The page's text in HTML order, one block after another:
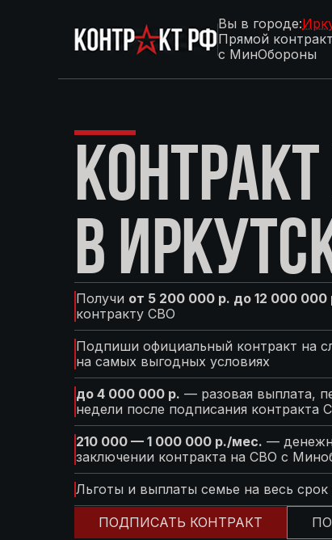
Вы в городе:
Прямой
с МинОбороны
В
Получи от 5 200 000 р. до 12 000 000
контракту СВО
Подпиши официальный контракт на
на самых выгодных условиях
до 4 000 000 р. — разовая выплата,
недели после подписания
210 000 — 1 000 000 р./мес. —
заключении контракта на СВО с
Льготы и выплаты семье на весь
ПОДПИСАТЬ КОНТРАКТ